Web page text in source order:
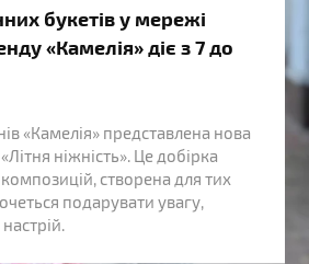
букетів у мережі
«Камелія» діє з 7 до
«Камелія» представлена нова
ніжність». Це добірка
створена для тих
подарувати увагу,